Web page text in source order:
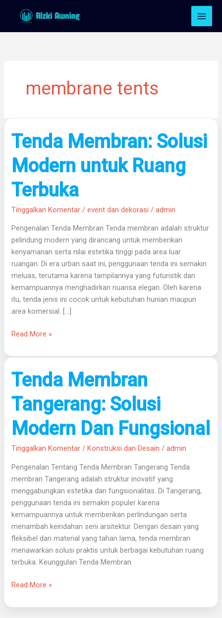
membrane tents
Tenda Membran: Solusi
Modern untuk Ruang
Terbuka
Tinggalkan Komentar /event dan dekorasi /admin
Pengenalan Tenda Membran Tenda membran adalah struktur
pelindung modern yang dirancang untuk memberikan
kenyamanan serta nilai estetika tinggi pada area luar
ruangan. Di era urban saat ini, penggunaan tenda ini semakin
meluas, terutama karena tampilannya yang futuristik dan
kemampuannya menghadirkan nuansa elegan. Oleh karena
itu, tenda jenis ini cocok untuk kebutuhan hunian maupun
area komersial. […]
Tenda
Membran:
Solusi
Modern
untuk
Ruang
Terbuka
Read More »
Tenda Membran
Tangerang: Solusi
Modern Dan Fungsional
Tinggalkan Komentar /Konstruksi dan Desain /admin
Pengenalan Tentang Tenda Membran Tangerang Tenda
membran Tangerang adalah struktur inovatif yang
menggabungkan estetika dan fungsionalitas. Di Tangerang,
penggunaan tenda ini semakin populer karena
kemampuannya untuk memberikan perlindungan serta
menambah keindahan seni arsitektur. Dengan desain yang
fleksibel dan material yang tahan lama, tenda membran
menawarkan solusi praktis untuk berbagai kebutuhan ruang
terbuka. Keunggulan Tenda Membran
Tenda
Membran
Tangerang:
Solusi
Modern
Dan
Fungsional
Read More »